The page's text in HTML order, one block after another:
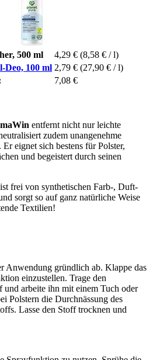
500 ml 4,29 € (8,58 € / l)
Deo, 100 ml 2,79 € (27,90 € / l)
7,08 €
entfernt nicht nur leichte
zudem unangenehme
eignet sich bestens für Polster,
und begeistert durch seinen
frei von synthetischen Farb-, Duft-
sorgt so auf ganz natürliche Weise
Textilien!
Anwendung gründlich ab. Klappe das
einzustellen. Trage den
und arbeite ihn mit einem Tuch oder
Polstern die Durchnässung des
Lasse den Stoff trocknen und